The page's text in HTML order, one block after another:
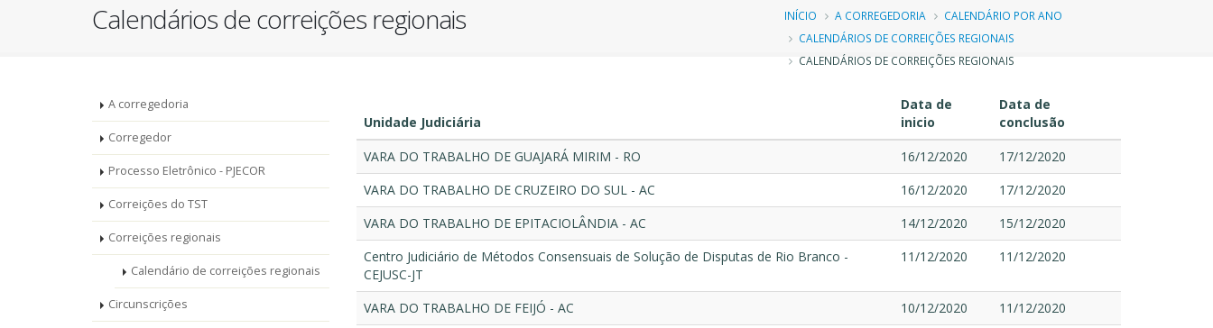
Calendários de correições regionais
Trilha
de
navegação
INÍCIO A CORREGEDORIA
CALENDÁRIO POR ANO
CALENDÁRIOS DE CORREIÇÕES REGIONAIS
CALENDÁRIOS DE CORREIÇÕES REGIONAIS
Unidades
-
Corregedoria
A corregedoria
Corregedor
Processo Eletrônico - PJECOR
Correições do TST
Correições regionais
Calendário de correições regionais
Circunscrições
Unidade Judiciária
Data de
inicio
Data de
conclusão
VARA DO TRABALHO DE GUAJARÁ MIRIM - RO
16/12/2020
17/12/2020
VARA DO TRABALHO DE CRUZEIRO DO SUL - AC
16/12/2020
17/12/2020
VARA DO TRABALHO DE EPITACIOLÂNDIA - AC
14/12/2020
15/12/2020
Centro Judiciário de Métodos Consensuais de Solução de Disputas de Rio Branco -
CEJUSC-JT
11/12/2020 11/12/2020
VARA DO TRABALHO DE FEIJÓ - AC 10/12/2020
11/12/2020